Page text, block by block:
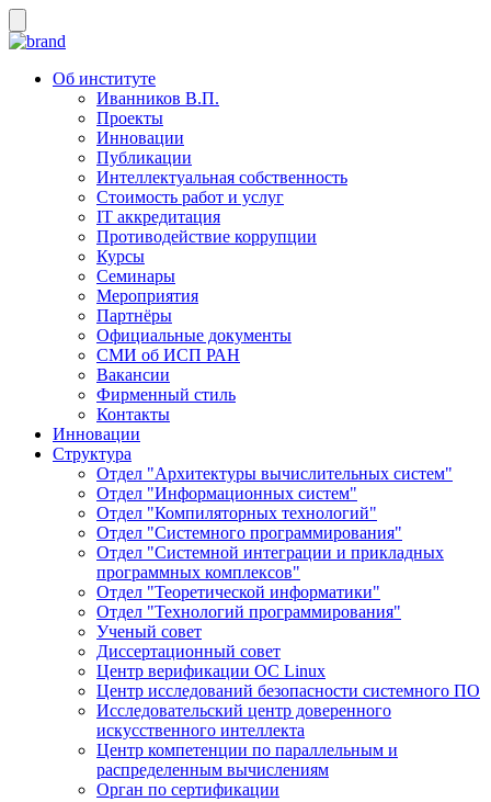
Об институте
Иванников В.П.
Проекты
Инновации
Публикации
Интеллектуальная собственность
Стоимость работ и услуг
IT аккредитация
Противодействие коррупции
Курсы
Семинары
Мероприятия
Партнёры
Официальные документы
СМИ об ИСП РАН
Вакансии
Фирменный стиль
Контакты
Инновации
Структура
Отдел "Архитектуры вычислительных систем"
Отдел "Информационных систем"
Отдел "Компиляторных технологий"
Отдел "Системного программирования"
Отдел "Системной интеграции и прикладных
программных комплексов"
Отдел "Теоретической информатики"
Отдел "Технологий программирования"
Ученый совет
Диссертационный совет
Центр верификации ОС Linux
Центр исследований безопасности системного ПО
Исследовательский центр доверенного
искусственного интеллекта
Центр компетенции по параллельным и
распределенным вычислениям
Орган по сертификации